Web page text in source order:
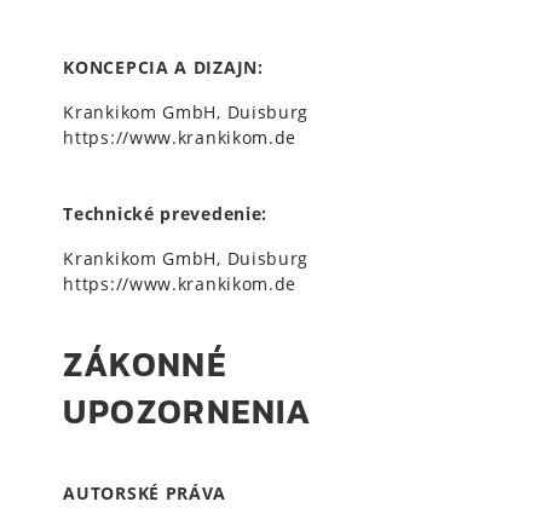
KONCEPCIA A DIZAJN:
Krankikom GmbH, Duisburg
https://www.krankikom.de
Technické prevedenie:
Krankikom GmbH, Duisburg
https://www.krankikom.de
ZÁKONNÉ
UPOZORNENIA
AUTORSKÉ PRÁVA